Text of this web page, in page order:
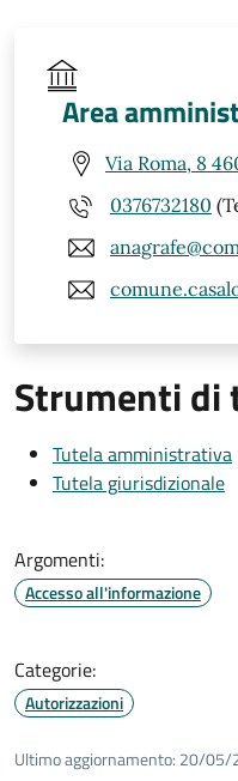
Area
Via Roma, 8
0376732180
Strumenti di
Tutela amministrativa
Tutela giurisdizionale
Argomenti:
Accesso all'informazione
Categorie:
Autorizzazioni
Ultimo aggiornamento: 20/05/